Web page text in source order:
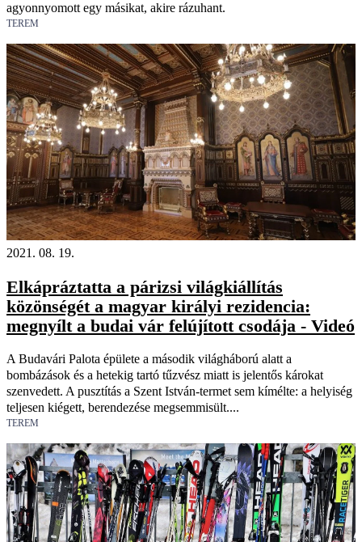
agyonnyomott egy másikat, akire rázuhant.
TEREM
2021. 08. 19.
Elkápráztatta a párizsi világkiállítás
közönségét a magyar királyi rezidencia:
megnyílt a budai vár felújított csodája - Videó
A Budavári Palota épülete a második világháború alatt a
bombázások és a hetekig tartó tűzvész miatt is jelentős károkat
szenvedett. A pusztítás a Szent István-termet sem kímélte: a helyiség
teljesen kiégett, berendezése megsemmisült....
TEREM